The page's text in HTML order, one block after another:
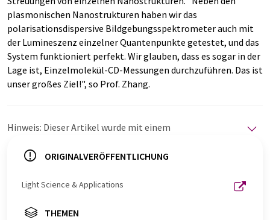
plasmonischen Nanostrukturen haben wir das
polarisationsdispersive Bildgebungsspektrometer auch mit
der Lumineszenz einzelner Quantenpunkte getestet, und das
System funktioniert perfekt. Wir glauben, dass es sogar in der
Lage ist, Einzelmolekül-CD-Messungen durchzuführen. Das ist
unser großes Ziel!", so Prof. Zhang.
Hinweis: Dieser Artikel wurde mit einem
LUMITOS bietet diese automatischen Übersetzungen
Nachrichten zu präsentieren. Da dieser Artikel mit
möglich, dass er Fehler im Vokabular, in der Syntax oder
ORIGINALVERÖFFENTLICHUNG
Light Science & Applications
THEMEN